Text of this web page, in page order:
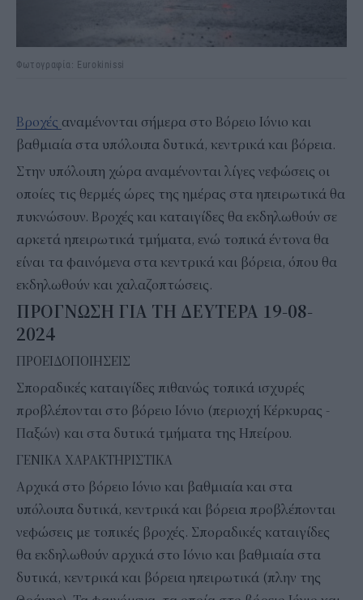
Φωτογραφία: Eurokinissi
Bροχές αναμένονται σήμερα στο Βόρειο Ιόνιο και
βαθμιαία στα υπόλοιπα δυτικά, κεντρικά και βόρεια.
Στην υπόλοιπη χώρα αναμένονται λίγες νεφώσεις οι
οποίες τις θερμές ώρες της ημέρας στα ηπειρωτικά θα
πυκνώσουν. Βροχές και καταιγίδες θα εκδηλωθούν σε
αρκετά ηπειρωτικά τμήματα, ενώ τοπικά έντονα θα
είναι τα φαινόμενα στα κεντρικά και βόρεια, όπου θα
εκδηλωθούν και χαλαζοπτώσεις.
ΠΡΟΓΝΩΣΗ ΓΙΑ ΤΗ ΔΕΥΤΕΡΑ 19-08-
2024
ΠΡΟΕΙΔΟΠΟΙΗΣΕΙΣ
Σποραδικές καταιγίδες πιθανώς τοπικά ισχυρές
προβλέπονται στο βόρειο Ιόνιο (περιοχή Κέρκυρας -
Παξών) και στα δυτικά τμήματα της Ηπείρου.
ΓΕΝΙΚΑ ΧΑΡΑΚΤΗΡΙΣΤΙΚΑ
Αρχικά στο βόρειο Ιόνιο και βαθμιαία και στα
υπόλοιπα δυτικά, κεντρικά και βόρεια προβλέπονται
νεφώσεις με τοπικές βροχές. Σποραδικές καταιγίδες
θα εκδηλωθούν αρχικά στο Ιόνιο και βαθμιαία στα
δυτικά, κεντρικά και βόρεια ηπειρωτικά (πλην της